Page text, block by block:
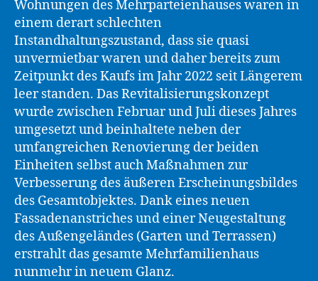
Wohnungen des Mehrparteienhauses waren in
einem derart schlechten
Instandhaltungszustand, dass sie quasi
unvermietbar waren und daher bereits zum
Zeitpunkt des Kaufs im Jahr 2022 seit Längerem
leer standen. Das Revitalisierungskonzept
wurde zwischen Februar und Juli dieses Jahres
umgesetzt und beinhaltete neben der
umfangreichen Renovierung der beiden
Einheiten selbst auch Maßnahmen zur
Verbesserung des äußeren Erscheinungsbildes
des Gesamtobjektes. Dank eines neuen
Fassadenanstriches und einer Neugestaltung
des Außengeländes (Garten und Terrassen)
erstrahlt das gesamte Mehrfamilienhaus
nunmehr in neuem Glanz.